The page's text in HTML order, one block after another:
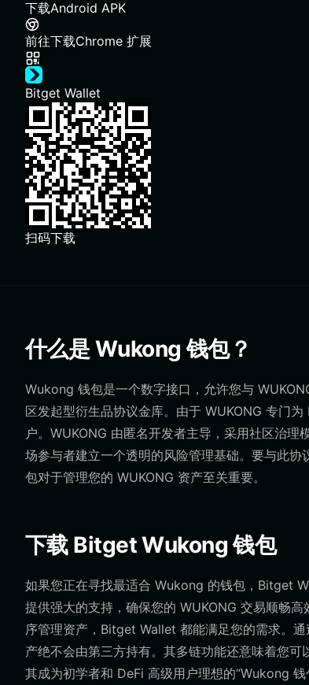
下载Android APK
前往下载Chrome 扩展
Bitget Wallet
扫码下载
什么是 Wukong 钱包？
Wukong 钱包是一个数字接口，允许您与
区发起型衍生品协议金库。由于 WUKONG 专门
户。WUKONG 由匿名开发者主导，采用社区治
场参与者建立一个透明的风险管理基础。要与此
包对于管理您的 WUKONG 资产至关重要。
下载 Bitget Wukong 钱包
如果您正在寻找最适合 Wukong 的钱包，Bitget
提供强大的支持，确保您的 WUKONG 交易顺畅
序管理资产，Bitget Wallet 都能满足您的需求。通
产绝不会由第三方持有。其多链功能还意味着您
其成为初学者和 DeFi 高级用户理想的“Wukong 钱